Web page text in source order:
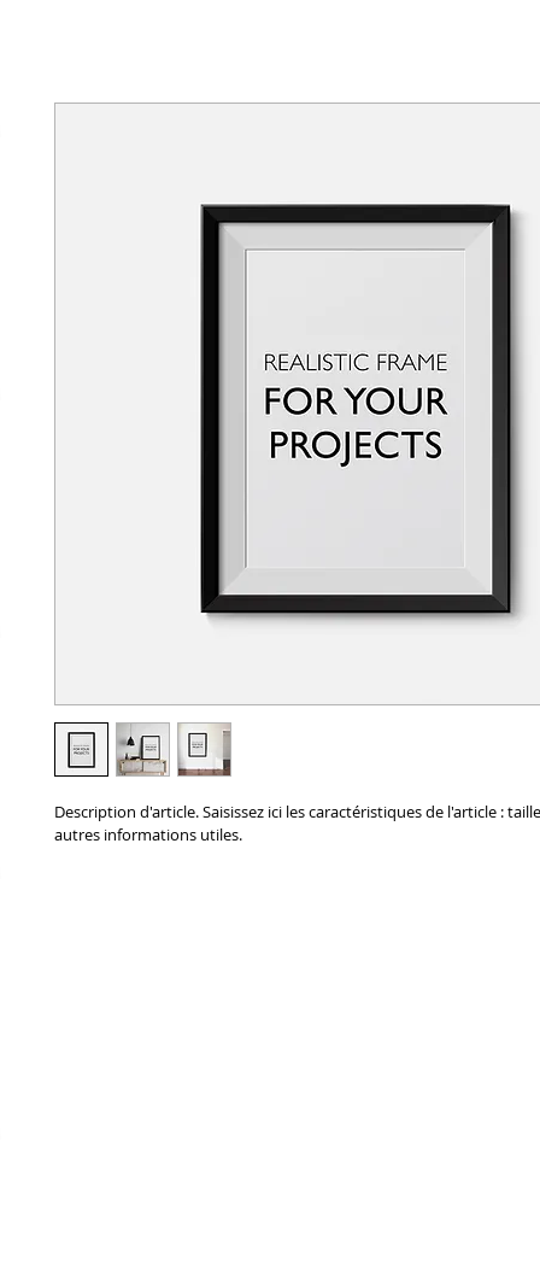
Description d'article. Saisissez ici les caractéristiques de l'article :
autres informations utiles.